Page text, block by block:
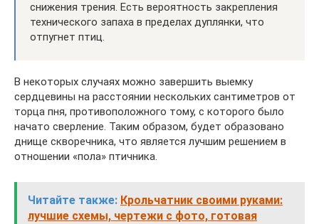
снижения трения. Есть вероятность закрепления
технического запаха в пределах дуплянки, что
отпугнет птиц.
В некоторых случаях можно завершить выемку
сердцевины на расстоянии нескольких сантиметров от
торца пня, противоположного тому, с которого было
начато сверление. Таким образом, будет образовано
днище скворечника, что является лучшим решением в
отношении «пола» птичника.
Читайте также: Крольчатник своими руками:
лучшие схемы, чертежи с фото, готовая